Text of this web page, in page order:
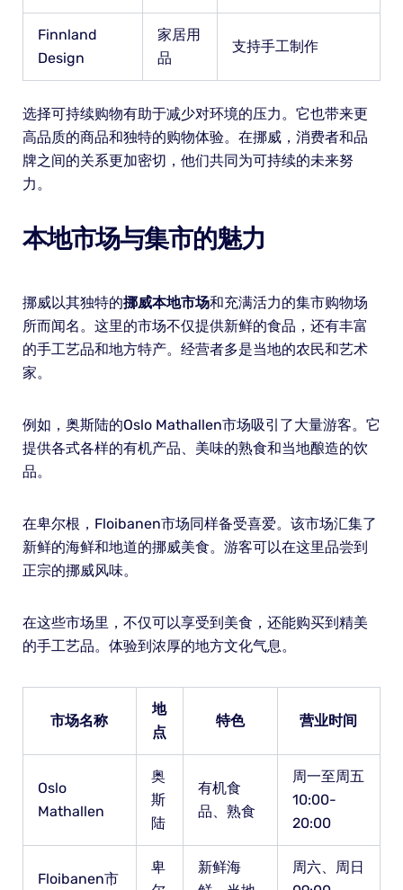
Finnland
Design
家居用
品
支持手工制作
选择可持续购物有助于减少对环境的压力。它也带来更
高品质的商品和独特的购物体验。在挪威，消费者和品
牌之间的关系更加密切，他们共同为可持续的未来努
力。
本地市场与集市的魅力
挪威以其独特的挪威本地市场和充满活力的集市购物场
所而闻名。这里的市场不仅提供新鲜的食品，还有丰富
的手工艺品和地方特产。经营者多是当地的农民和艺术
家。
例如，奥斯陆的Oslo Mathallen市场吸引了大量游客。它
提供各式各样的有机产品、美味的熟食和当地酿造的饮
品。
在卑尔根，Floibanen市场同样备受喜爱。该市场汇集了
新鲜的海鲜和地道的挪威美食。游客可以在这里品尝到
正宗的挪威风味。
在这些市场里，不仅可以享受到美食，还能购买到精美
的手工艺品。体验到浓厚的地方文化气息。
市场名称
地
点
特色 营业时间
Oslo
Mathallen
奥
斯
陆
有机食
品、熟食
周一至周五
10:00-
20:00
Floibanen市
卑
新鲜海
周六、周日